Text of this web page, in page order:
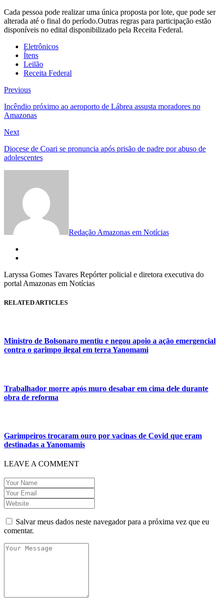
Cada pessoa pode realizar uma única proposta por lote, que pode ser
alterada até o final do período.Outras regras para participação estão
disponíveis no edital disponibilizado pela Receita Federal.
Eletrônicos
Ítens
Leilão
Receita Federal
Navegação
de
Post
PreviousPrevious
Incêndio próximo ao aeroporto de Lábrea assusta moradores no
Amazonas
NextNext
Diocese de Coari se pronuncia após prisão de padre por abuso de
adolescentes
Redação Amazonas em Notícias
Laryssa Gomes Tavares Repórter policial e diretora executiva do
portal Amazonas em Notícias
RELATED ARTICLES
Ministro de Bolsonaro mentiu e negou apoio a ação emergencial
contra o garimpo ilegal em terra Yanomami
Trabalhador morre após muro desabar em cima dele durante
obra de reforma
Garimpeiros trocaram ouro por vacinas de Covid que eram
destinadas a Yanomamis
LEAVE A COMMENT
Salvar meus dados neste navegador para a próxima vez que eu
comentar.